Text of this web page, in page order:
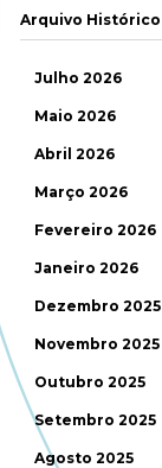
Arquivo Histórico
Julho 2026
Maio 2026
Abril 2026
Março 2026
Fevereiro 2026
Janeiro 2026
Dezembro 2025
Novembro 2025
Outubro 2025
Setembro 2025
Agosto 2025